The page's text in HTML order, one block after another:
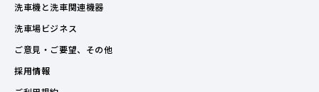
洗車機と洗車関連機器
洗車場ビジネス
ご意見・ご要望、その他
採用情報